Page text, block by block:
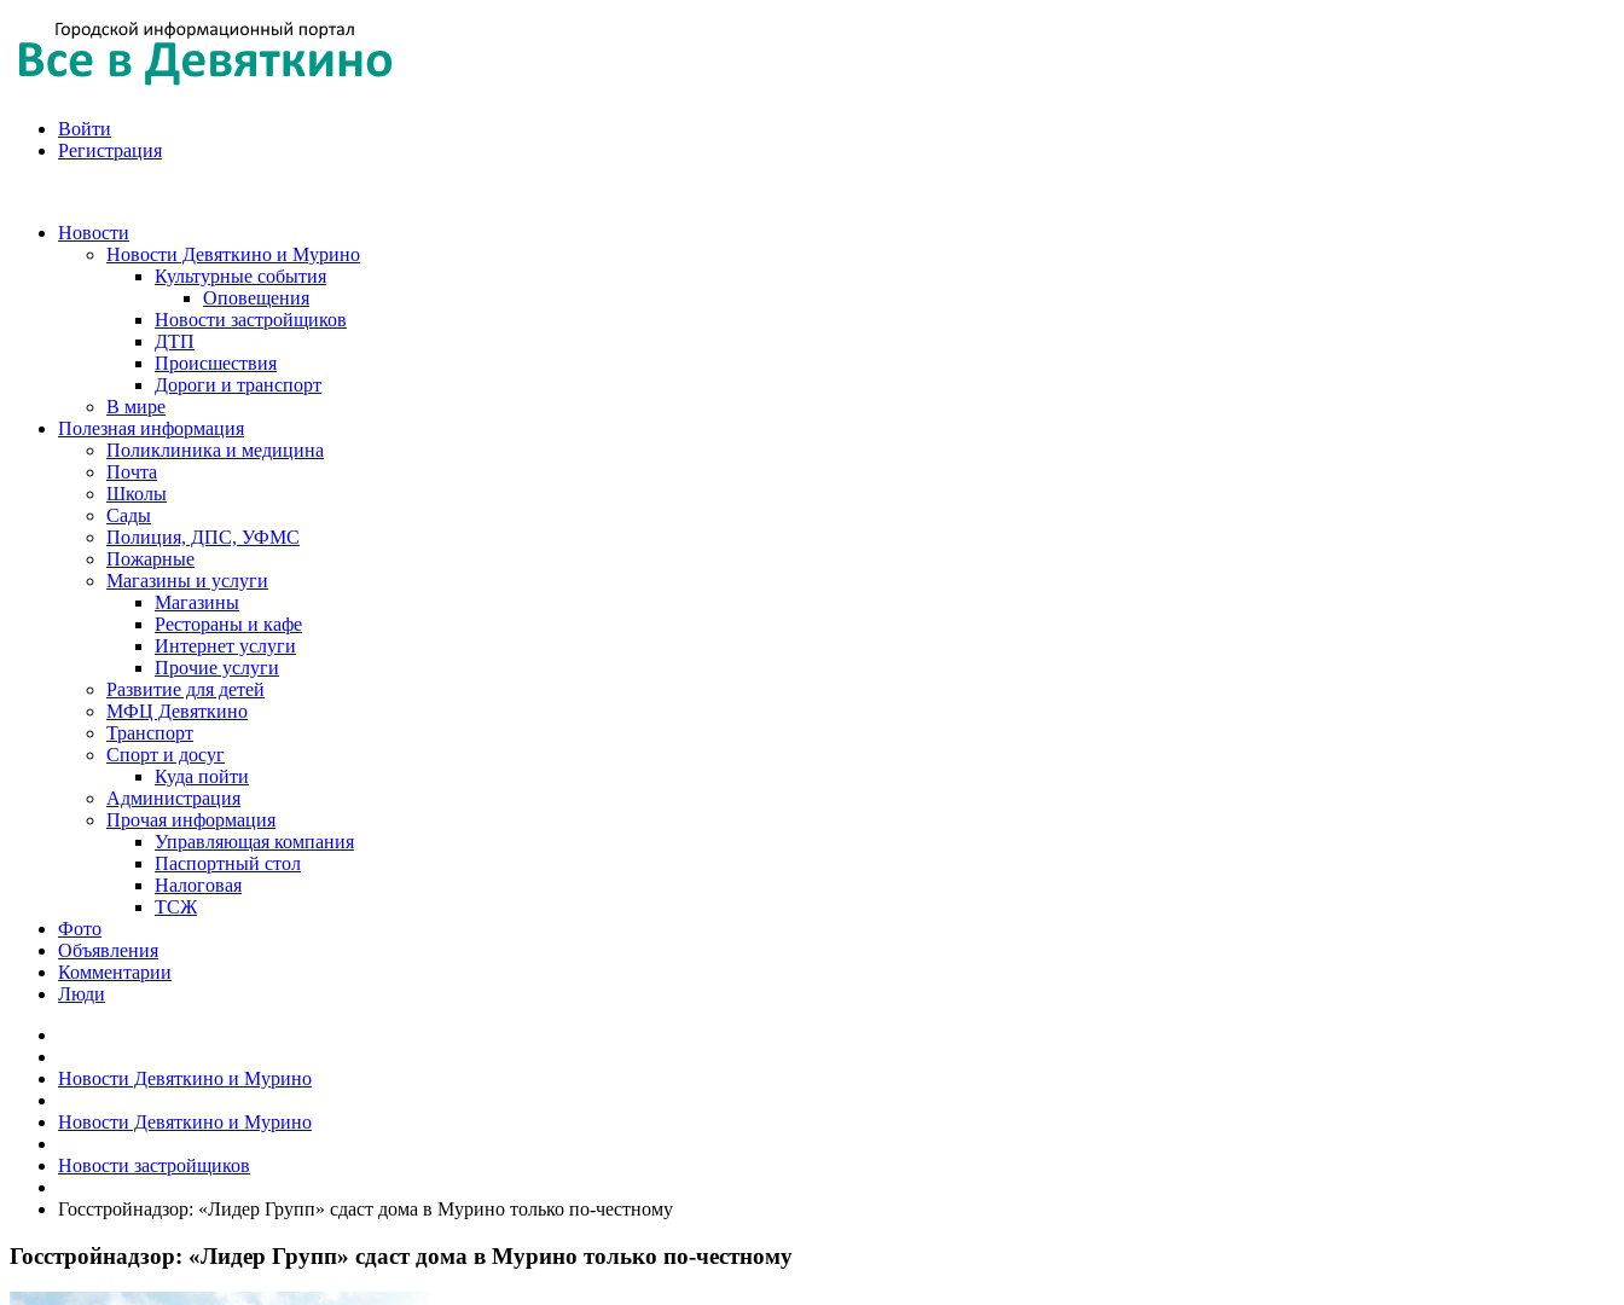
Войти
Регистрация
Новости
Новости Девяткино и Мурино
Культурные события
Оповещения
Новости застройщиков
ДТП
Происшествия
Дороги и транспорт
В мире
Полезная информация
Поликлиника и медицина
Почта
Школы
Сады
Полиция, ДПС, УФМС
Пожарные
Магазины и услуги
Магазины
Рестораны и кафе
Интернет услуги
Прочие услуги
Развитие для детей
МФЦ Девяткино
Транспорт
Спорт и досуг
Куда пойти
Администрация
Прочая информация
Управляющая компания
Паспортный стол
Налоговая
ТСЖ
Фото
Объявления
Комментарии
Люди
Новости Девяткино и Мурино
Новости Девяткино и Мурино
Новости застройщиков
​Госстройнадзор: «Лидер Групп» сдаст дома в Мурино только по-честному
​Госстройнадзор: «Лидер Групп» сдаст дома в Мурино только по-честному